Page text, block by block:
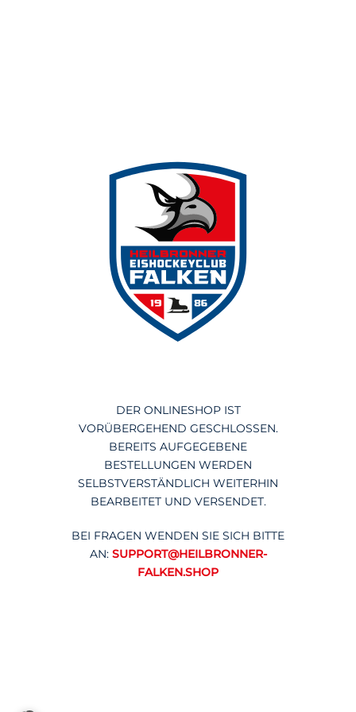
DER ONLINESHOP IST
VORÜBERGEHEND GESCHLOSSEN.
BEREITS AUFGEGEBENE
BESTELLUNGEN WERDEN
SELBSTVERSTÄNDLICH WEITERHIN
BEARBEITET UND VERSENDET.
BEI FRAGEN WENDEN SIE SICH BITTE
AN: SUPPORT@HEILBRONNER-
FALKEN.SHOP